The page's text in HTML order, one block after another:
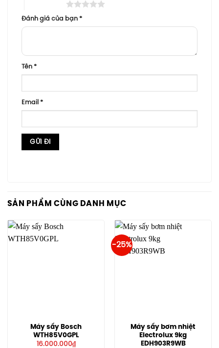
Đánh giá của bạn *
Tên *
Email *
SẢN PHẨM CÙNG DANH MỤC
Máy sấy Bosch
WTH85V0GPL
16.000.000₫
-25%
Máy sấy bơm nhiệt
Electrolux 9kg
EDH903R9WB